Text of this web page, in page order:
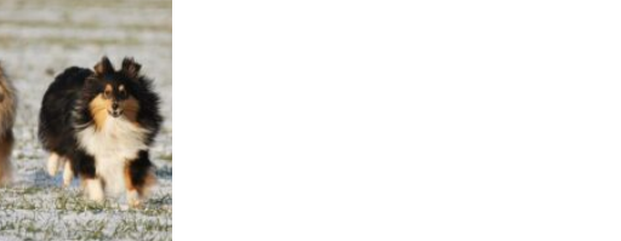
štěňátka „F“
štěňátka „E“
štěňátka „D“
štěňátka „C“